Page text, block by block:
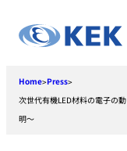
content
Home>Press>
次世代有機LED材料の電子の
明〜